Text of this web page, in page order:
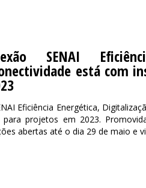
SENAI
está com
Eficiência Energética,
projetos em 2023.
abertas até o dia 29 de maio e